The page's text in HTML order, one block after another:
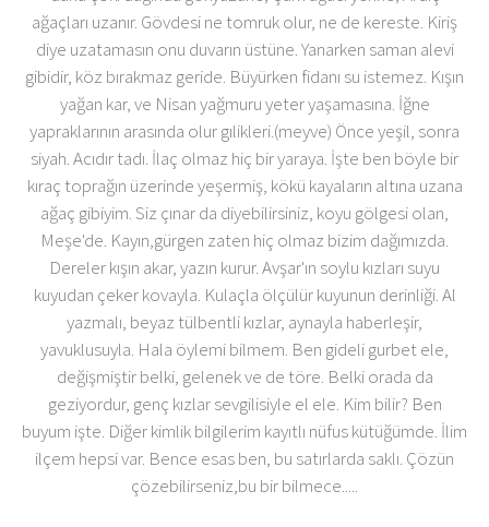
ağaçları uzanır. Gövdesi ne tomruk olur, ne de kereste. Kiriş
diye uzatamasın onu duvarın üstüne. Yanarken saman alevi
gibidir, köz bırakmaz geride. Büyürken fidanı su istemez. Kışın
yağan kar, ve Nisan yağmuru yeter yaşamasına. İğne
yapraklarının arasında olur gılikleri.(meyve) Önce yeşil, sonra
siyah. Acıdır tadı. İlaç olmaz hiç bir yaraya. İşte ben böyle bir
kıraç toprağın üzerinde yeşermiş, kökü kayaların altına uzana
ağaç gibiyim. Siz çınar da diyebilirsiniz, koyu gölgesi olan,
Meşe'de. Kayın,gürgen zaten hiç olmaz bizim dağımızda.
Dereler kışın akar, yazın kurur. Avşar'ın soylu kızları suyu
kuyudan çeker kovayla. Kulaçla ölçülür kuyunun derinliği. Al
yazmalı, beyaz tülbentli kızlar, aynayla haberleşir,
yavuklusuyla. Hala öylemi bilmem. Ben gideli gurbet ele,
değişmiştir belki, gelenek ve de töre. Belki orada da
geziyordur, genç kızlar sevgilisiyle el ele. Kim bilir? Ben
buyum işte. Diğer kimlik bilgilerim kayıtlı nüfus kütüğümde. İlim
ilçem hepsi var. Bence esas ben, bu satırlarda saklı. Çözün
çözebilirseniz,bu bir bilmece.....